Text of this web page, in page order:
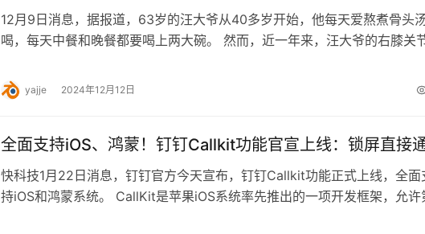
12月9日消息，据报道，63岁的汪大爷从40多岁开始，他每天爱熬煮骨头
喝，每天中餐和晚餐都要喝上两大碗。 然而，近一年来，汪大爷的右膝关
yajje 2024年12月12日
全面支持iOS、鸿蒙！钉钉Callkit功能官宣上线：锁屏直接
快科技1月22日消息，钉钉官方今天宣布，钉钉Callkit功能正式上线，全面
持iOS和鸿蒙系统。 CallKit是苹果iOS系统率先推出的一项开发框架，允许